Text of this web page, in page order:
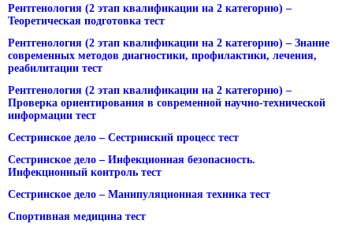
Рентгенология (2 этап квалификации на 2 категорию) –
Теоретическая подготовка тест
Рентгенология (2 этап квалификации на 2 категорию) – Знание
современных методов диагностики, профилактики, лечения,
реабилитации тест
Рентгенология (2 этап квалификации на 2 категорию) –
Проверка ориентирования в современной научно-технической
информации тест
Сестринское дело – Сестринский процесс тест
Сестринское дело – Инфекционная безопасность.
Инфекционный контроль тест
Сестринское дело – Манипуляционная техника тест
Спортивная медицина тест